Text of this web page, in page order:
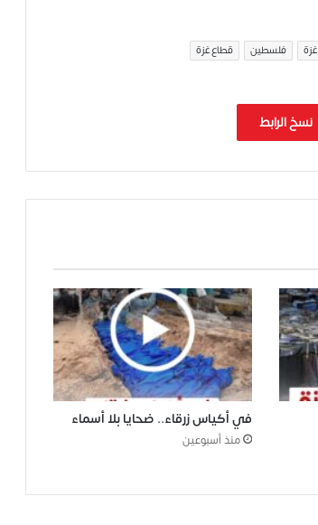
غزة فلسطين
قطاع غزة
نسخ الرابط
في أكياس زرقاء.. ضحايا بلا أسماء
منذ أسبوعين